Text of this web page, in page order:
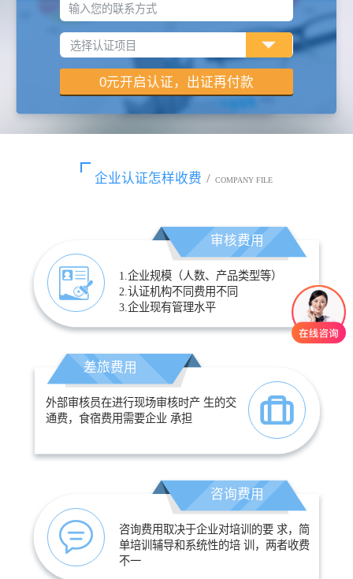
输入您的联系方式
企业认证怎样收费 / COMPANY FILE
审核费用
1.企业规模（人数、产品类型等）
2.认证机构不同费用不同
3.企业现有管理水平
差旅费用
外部审核员在进行现场审核时产 生的交
通费，食宿费用需要企业 承担
咨询费用
咨询费用取决于企业对培训的要 求，简
单培训辅导和系统性的培 训，两者收费
不一